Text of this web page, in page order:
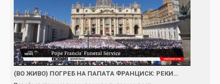
(ВО ЖИВО) ПОГРЕБ НА ПАПАТА ФРАНЦИСК: РЕКИ…